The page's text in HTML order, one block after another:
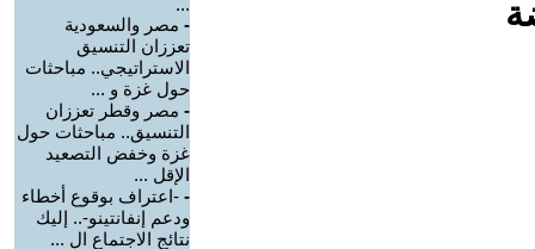
...
- مصر والسعودية
تعززان التنسيق
الاستراتيجي.. مباحثات
حول غزة و ...
- مصر وقطر تعززان
التنسيق.. مباحثات حول
غزة وخفض التصعيد
الإقل ...
- -اعتراف بوقوع أخطاء
ودعم إنفانتينو-.. إليك
نتائج الاجتماع ال ...